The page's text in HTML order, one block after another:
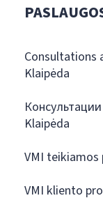
Consultations
Klaipėda
Klaipėda
VMI teikiamos
VMI kliento